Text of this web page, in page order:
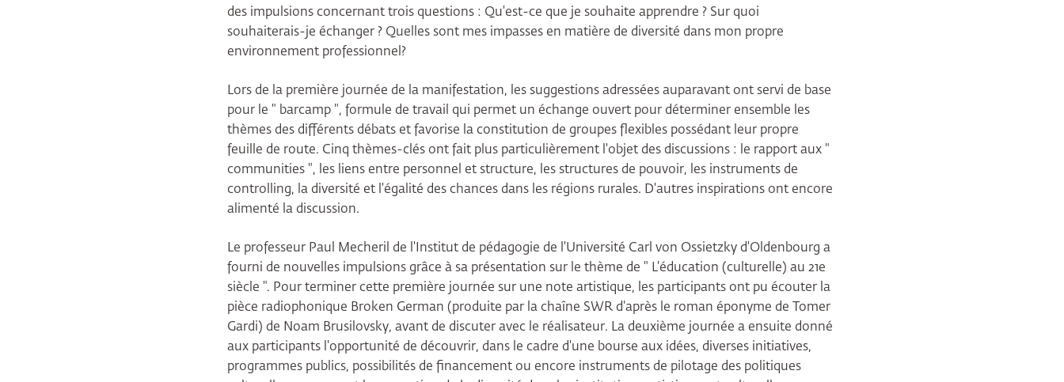
des impulsions concernant trois questions : Qu'est-ce que je souhaite apprendre ? Sur quoi
souhaiterais-je échanger ? Quelles sont mes impasses en matière de diversité dans mon propre
environnement professionnel?
Lors de la première journée de la manifestation, les suggestions adressées auparavant ont servi de base
pour le " barcamp ", formule de travail qui permet un échange ouvert pour déterminer ensemble les
thèmes des différents débats et favorise la constitution de groupes flexibles possédant leur propre
feuille de route. Cinq thèmes-clés ont fait plus particulièrement l'objet des discussions : le rapport aux "
communities ", les liens entre personnel et structure, les structures de pouvoir, les instruments de
controlling, la diversité et l'égalité des chances dans les régions rurales. D'autres inspirations ont encore
alimenté la discussion.
Le professeur Paul Mecheril de l'Institut de pédagogie de l'Université Carl von Ossietzky d'Oldenbourg a
fourni de nouvelles impulsions grâce à sa présentation sur le thème de " L'éducation (culturelle) au 21e
siècle ". Pour terminer cette première journée sur une note artistique, les participants ont pu écouter la
pièce radiophonique Broken German (produite par la chaîne SWR d'après le roman éponyme de Tomer
Gardi) de Noam Brusilovsky, avant de discuter avec le réalisateur. La deuxième journée a ensuite donné
aux participants l'opportunité de découvrir, dans le cadre d'une bourse aux idées, diverses initiatives,
programmes publics, possibilités de financement ou encore instruments de pilotage des politiques